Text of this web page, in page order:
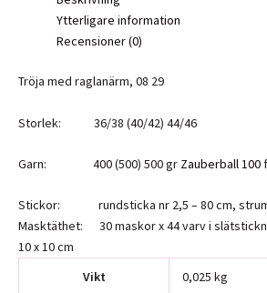
Ytterligare information
Recensioner (0)
Tröja med raglanärm, 08 29
Storlek: 36/38 (40/42) 44/46
Garn: 400 (500) 500 gr Zauberball 100
Stickor: rundsticka nr 2,5 – 80 cm,
Masktäthet: 30 maskor x 44 varv i
10 x 10 cm
Vikt
0,025 kg